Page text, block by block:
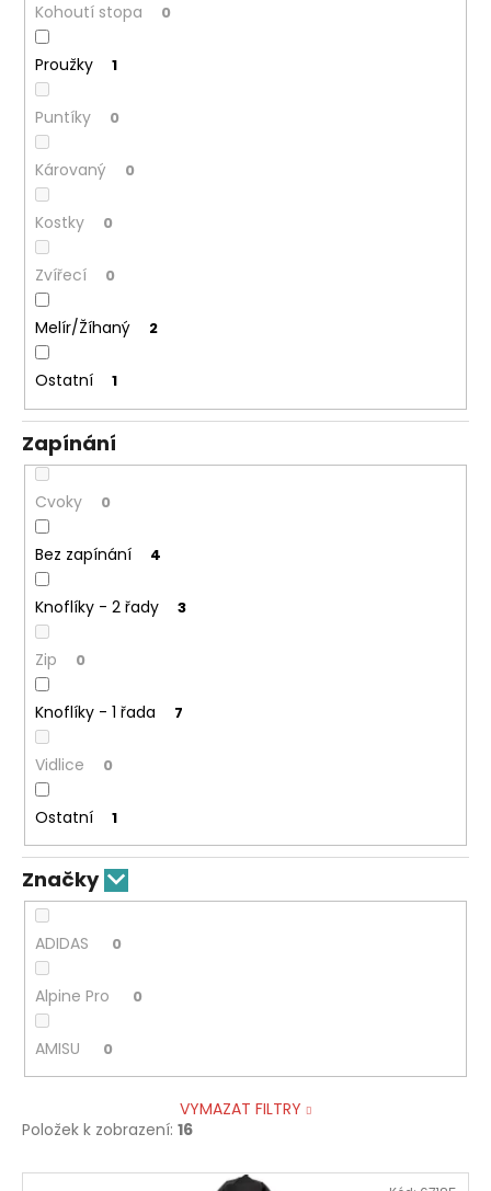
Kohoutí stopa 0
Proužky 1
Puntíky 0
Károvaný 0
Kostky 0
Zvířecí 0
Melír/Žíhaný 2
Ostatní 1
Zapínání
Cvoky 0
Bez zapínání 4
Knoflíky - 2 řady 3
Zip 0
Knoflíky - 1 řada 7
Vidlice 0
Ostatní 1
Značky
ADIDAS 0
Alpine Pro 0
AMISU 0
VYMAZAT FILTRY
Položek k zobrazení: 16